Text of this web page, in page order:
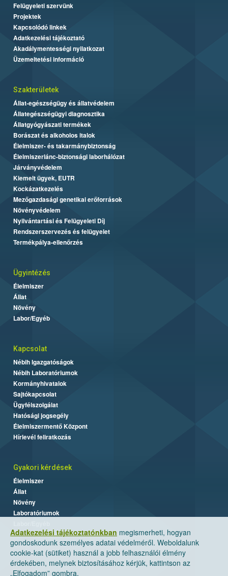
Adatkezelési tájékoztatónkban megismerheti, hogyan
gondoskodunk személyes adatai védelméről. Weboldalunk
cookie-kat (sütiket) használ a jobb felhasználói élmény
érdekében, melynek biztosításához kérjük, kattintson az
„Elfogadom” gombra.
Felügyeleti szervünk
Projektek
Kapcsolódó linkek
Adatkezelési tájékoztató
Akadálymentességi nyilatkozat
Üzemeltetési információ
Szakterületek
Állat-egészségügy és állatvédelem
Állategészségügyi diagnosztika
Állatgyógyászati termékek
Borászat és alkoholos italok
Élelmiszer- és takarmánybiztonság
Élelmiszerlánc-biztonsági laborhálózat
Járványvédelem
Kiemelt ügyek, EUTR
Kockázatkezelés
Mezőgazdasági genetikai erőforrások
Növényvédelem
Nyilvántartási és Felügyeleti Díj
Rendszerszervezés és felügyelet
Termékpálya-ellenőrzés
Ügyintézés
Élelmiszer
Állat
Növény
Labor/Egyéb
Kapcsolat
Nébih Igazgatóságok
Nébih Laboratóriumok
Kormányhivatalok
Sajtókapcsolat
Ügyfélszolgálat
Hatósági jogsegély
Élelmiszermentő Központ
Hírlevél feliratkozás
Gyakori kérdések
Élelmiszer
Állat
Növény
Laboratóriumok